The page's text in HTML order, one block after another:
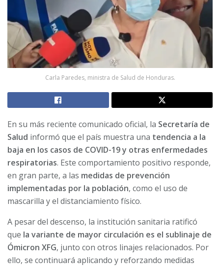
Carla Paredes, ministra de Salud de Honduras.
En su más reciente comunicado oficial, la Secretaría de
Salud informó que el país muestra una tendencia a la
baja en los casos de COVID-19 y otras enfermedades
respiratorias. Este comportamiento positivo responde,
en gran parte, a las medidas de prevención
implementadas por la población, como el uso de
mascarilla y el distanciamiento físico.
A pesar del descenso, la institución sanitaria ratificó
que la variante de mayor circulación es el sublinaje de
Ómicron XFG, junto con otros linajes relacionados. Por
ello, se continuará aplicando y reforzando medidas